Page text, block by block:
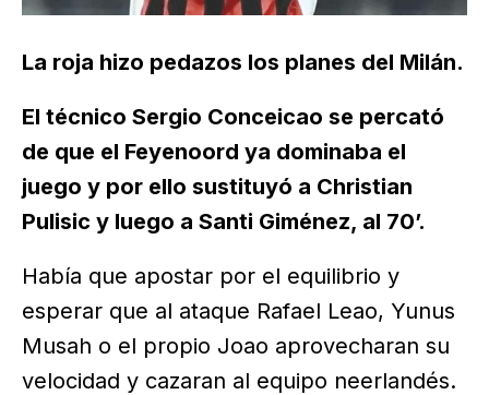
La roja hizo pedazos los planes del Milán.
El técnico Sergio Conceicao se percató
de que el Feyenoord ya dominaba el
juego y por ello sustituyó a Christian
Pulisic y luego a Santi Giménez, al 70’.
Había que apostar por el equilibrio y
esperar que al ataque Rafael Leao, Yunus
Musah o el propio Joao aprovecharan su
velocidad y cazaran al equipo neerlandés.